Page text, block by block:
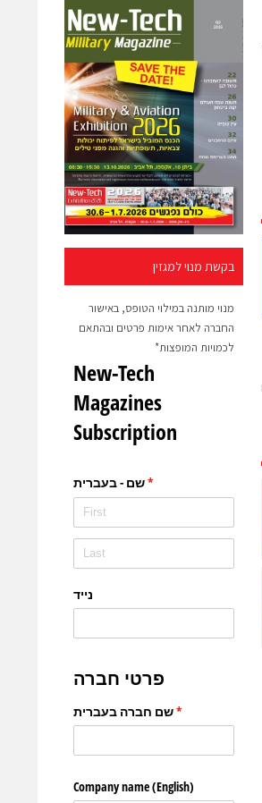
בקשת מנוי למגזין
מנוי מותנה במילוי הטופס, באישור
החברה לאחר אימות פרטים ובהתאם
לכמויות המופצות*